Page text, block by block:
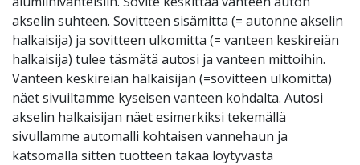
akselin suhteen. Sovitteen sisämitta (= autonne akselin
halkaisija) ja sovitteen ulkomitta (= vanteen keskireiän
halkaisija) tulee täsmätä autosi ja vanteen mittoihin.
Vanteen keskireiän halkaisijan (=sovitteen ulkomitta)
näet sivuiltamme kyseisen vanteen kohdalta. Autosi
akselin halkaisijan näet esimerkiksi tekemällä
sivullamme automalli kohtaisen vannehaun ja
katsomalla sitten tuotteen takaa löytyvästä